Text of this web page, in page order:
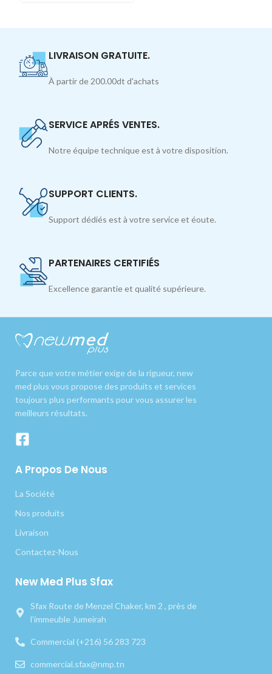
LIVRAISON GRATUITE.
À partir de 200.00dt d'achats
SERVICE APRÉS VENTES.
Notre équipe technique est à votre disposition.
SUPPORT CLIENTS.
Support dédiés est à votre service et éoute.
PARTENAIRES CERTIFIÉS
Excellence garantie et qualité supérieure.
Parce que votre métier exige de la rigueur, new
med plus vous propose des produits et services
toujours plus performants pour vous assurer les
meilleurs résultats.
A Propos De Nous
La Société
Nos produits
Livraison
Contactez-Nous
New Med Plus Sfax
Sfax Route de Menzel Chaker, km 2 , près de
l’immeuble Jumeirah
Commercial (+216) 56 283 723
commercial.sfax@nmp.tn